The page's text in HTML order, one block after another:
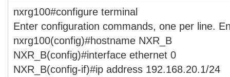
nxrg100#configure terminal
Enter configuration commands, one per line.
nxrg100(config)#hostname NXR_B
NXR_B(config)#interface ethernet 0
NXR_B(config-if)#ip address 192.168.20.1/24